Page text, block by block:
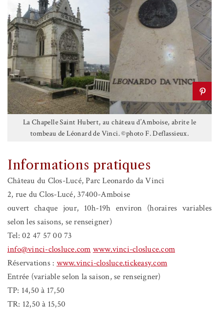
La Chapelle Saint Hubert, au château d’Amboise, abrite le
tombeau de Léonard de Vinci. ©photo F. Deflassieux.
Informations pratiques
Château du Clos-Lucé, Parc Leonardo da Vinci
2, rue du Clos-Lucé, 37400-Amboise
ouvert chaque jour, 10h-19h environ (horaires variables
selon les saisons, se renseigner)
Tel: 02 47 57 00 73
info@vinci-closluce.com www.vinci-closluce.com
Réservations : www.vinci-closluce.tickeasy.com
Entrée (variable selon la saison, se renseigner)
TP: 14,50 à 17,50
TR: 12,50 à 15,50